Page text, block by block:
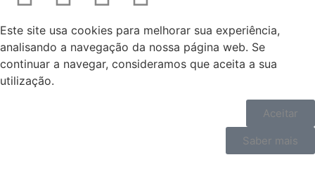
Este site usa cookies para melhorar sua experiência,
analisando a navegação da nossa página web. Se
continuar a navegar, consideramos que aceita a sua
utilização.
Aceitar
Saber mais